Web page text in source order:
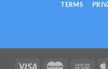
TERMS